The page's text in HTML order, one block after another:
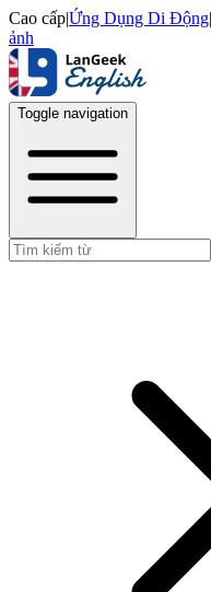
Cao cấp|Ứng Dụng Di Động|
ảnh
Toggle navigation